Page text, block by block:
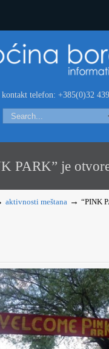
kontakt telefon: +385(0)32
PARK” je
aktivnosti meštana → “PINK